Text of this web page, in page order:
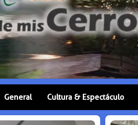
General Cultura & Espectáculo